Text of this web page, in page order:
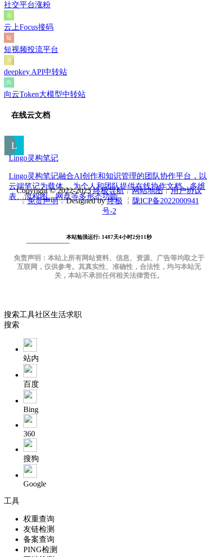
社交平台涨粉
云上Focus接码
短视频投流平台
deepkey API中转站
向云Token大模型中转站
在线云文档
Lingo灵构笔记
Lingo灵构笔记融合AI创作和知识管理的团队协作平台，以
云端笔记为载体， 为个人和团队提供在线协作文档、多维
表、流程图、网盘等多形态功能
Copyright © 2022-2025终极导航╎网站地图╎用户协议
╎免责声明╎Designed by终极 ╎ 陇ICP备2022000941
号-2
本站勉强运行: 1487天4小时2分12秒
免责声明：本站上所有网站资料、信息、资源、广告等均取之于
互联网，仅供参考。其真实性、准确性，合法性，均与本站无
关，本站不承担任何相关法律责任。
搜索工具社区生活求职
搜索
站内
百度
Bing
360
搜狗
Google
工具
权重查询
友链检测
备案查询
PING检测